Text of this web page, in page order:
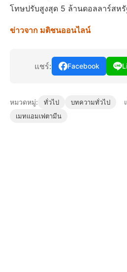
โทษปรับสูงสุด 5 ล้านดอลลาร์สห
ข่าวจาก มติชนออนไลน์
แชร์: Facebook
หมวดหมู่: ทั่วไป บทความทั่วไป
เมทแอมเฟตามีน